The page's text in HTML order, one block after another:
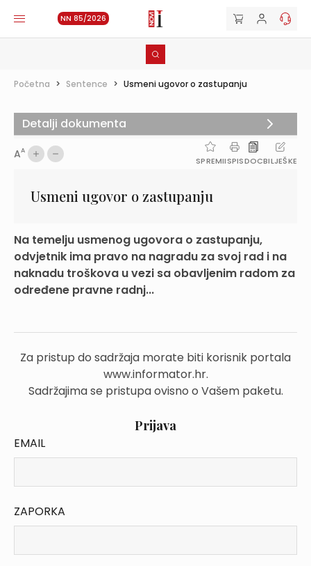
NN 85/2026
Početna > Sentence > Usmeni ugovor o zastupanju
AA
SPREMIISPISDOCBILJEŠKE
Usmeni ugovor o zastupanju
Na temelju usmenog ugovora o zastupanju,
odvjetnik ima pravo na nagradu za svoj rad i na
naknadu troškova u vezi sa obavljenim radom za
određene pravne radnj...
Za pristup do sadržaja morate biti korisnik portala
www.informator.hr.
Sadržajima se pristupa ovisno o Vašem paketu.
Prijava
EMAIL
ZAPORKA
Detalji dokumenta